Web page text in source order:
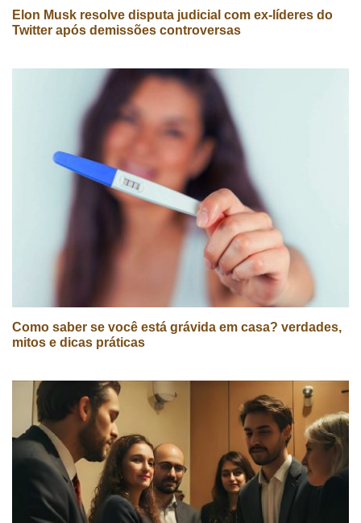
Elon Musk resolve disputa judicial com ex-líderes do
Twitter após demissões controversas
Como saber se você está grávida em casa? verdades,
mitos e dicas práticas